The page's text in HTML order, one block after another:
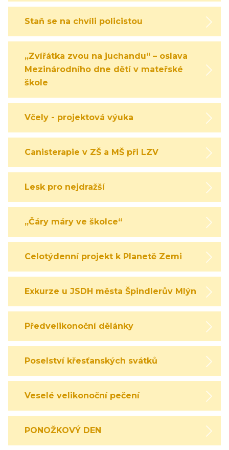
Staň se na chvíli policistou
„Zvířátka zvou na juchandu“ – oslava
Mezinárodního dne dětí v mateřské
škole
Včely - projektová výuka
Canisterapie v ZŠ a MŠ při LZV
Lesk pro nejdražší
„Čáry máry ve školce“
Celotýdenní projekt k Planetě Zemi
Exkurze u JSDH města Špindlerův Mlýn
Předvelikonoční dělánky
Poselství křesťanských svátků
Veselé velikonoční pečení
PONOŽKOVÝ DEN